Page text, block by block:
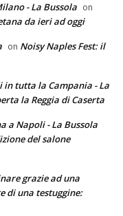
- La Bussola on
da ieri ad oggi
on Noisy Naples Fest: il
in tutta la Campania - La
la Reggia di Caserta
a Napoli - La Bussola
del salone
grazie ad una
di una testuggine: